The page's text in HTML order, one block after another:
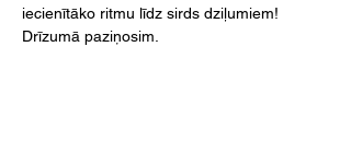
iecienītāko ritmu līdz sirds dziļumiem!
Drīzumā paziņosim.